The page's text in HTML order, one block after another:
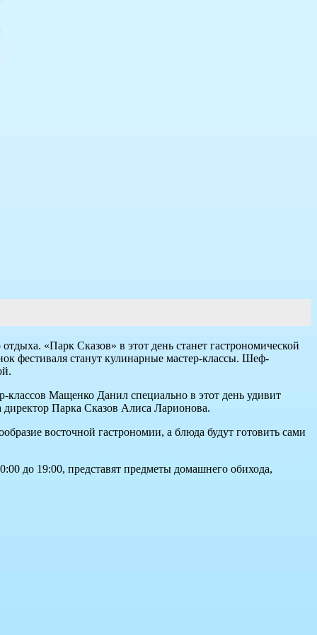
«Парк Сказов» в этот день станет гастрономической
фестиваля станут кулинарные мастер-классы. Шеф-
классов Мащенко Данил специально в этот день удивит
директор Парка Сказов Алиса Ларионова.
восточной гастрономии, а блюда будут готовить сами
до 19:00, представят предметы домашнего обихода,